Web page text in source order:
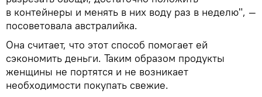
в контейнеры и менять в них воду раз в неделю", —
посоветовала австралийка.
Она считает, что этот способ помогает ей
сэкономить деньги. Таким образом продукты
женщины не портятся и не возникает
необходимости покупать свежие.